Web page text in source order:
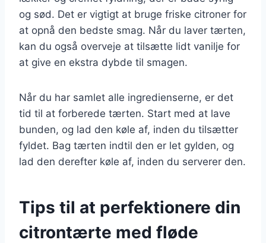
og sød. Det er vigtigt at bruge friske citroner for
at opnå den bedste smag. Når du laver tærten,
kan du også overveje at tilsætte lidt vanilje for
at give en ekstra dybde til smagen.
Når du har samlet alle ingredienserne, er det
tid til at forberede tærten. Start med at lave
bunden, og lad den køle af, inden du tilsætter
fyldet. Bag tærten indtil den er let gylden, og
lad den derefter køle af, inden du serverer den.
Tips til at perfektionere din
citrontærte med fløde